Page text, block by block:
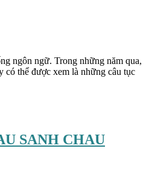
ngôn ngữ. Trong những năm qua,
thể được xem là những câu tục
SANH CHAU